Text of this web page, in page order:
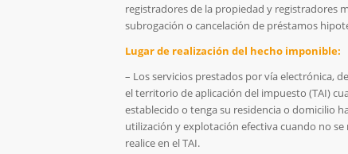
registradores de la propiedad y registradores
subrogación o cancelación de préstamos
Lugar de realización del hecho imponible:
– Los servicios prestados por vía electrónica,
el territorio de aplicación del impuesto (TAI)
establecido o tenga su residencia o domicilio
utilización y explotación efectiva cuando no
realice en el TAI.